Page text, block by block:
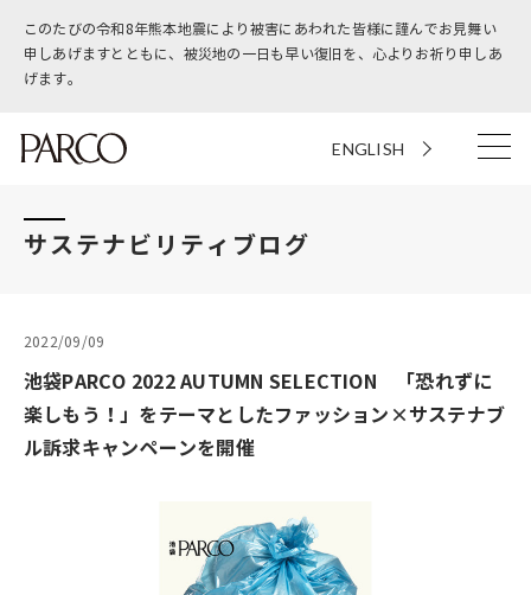
このたびの令和8年熊本地震により被害にあわれた皆様に謹んでお見舞い
申しあげますとともに、被災地の一日も早い復旧を、心よりお祈り申しあ
げます。
ENGLISH
サステナビリティブログ
2022/09/09
池袋PARCO 2022 AUTUMN SELECTION 「恐れずに
楽しもう！」をテーマとしたファッション×サステナブ
ル訴求キャンペーンを開催